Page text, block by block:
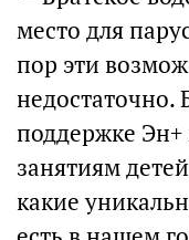
место для
пор эти
недостаточно.
поддержке
занятиям
какие